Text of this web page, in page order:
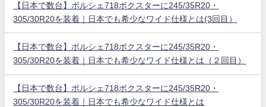
【日本で数台】ポルシェ718ボクスターに245/35R20・
305/30R20を装着｜日本でも希少なワイド仕様とは(3回目）
【日本で数台】ポルシェ718ボクスターに245/35R20・
305/30R20を装着｜日本でも希少なワイド仕様とは（２回目）
【日本で数台】ポルシェ718ボクスターに245/35R20・
305/30R20を装着｜日本でも希少なワイド仕様とは